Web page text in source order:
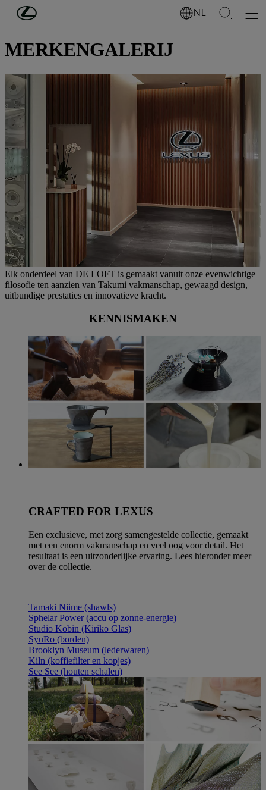
Ga naar de hoofdinhoud NL
ONTDEK LEXUS
MERKENGALERIJ
Elk onderdeel van DE LOFT is gemaakt vanuit onze evenwichtige
filosofie ten aanzien van Takumi vakmanschap, gewaagd design,
uitbundige prestaties en innovatieve kracht.
KENNISMAKEN
CRAFTED FOR LEXUS
Een exclusieve, met zorg samengestelde collectie, gemaakt
met een enorm vakmanschap en veel oog voor detail. Het
resultaat is een uitzonderlijke ervaring. Lees hieronder meer
over de collectie.
Tamaki Niime (shawls)
Sphelar Power (accu op zonne-energie)
Studio Kobin (Kiriko Glas)
SyuRo (borden)
Brooklyn Museum (lederwaren)
Kiln (koffiefilter en kopjes)
See See (houten schalen)